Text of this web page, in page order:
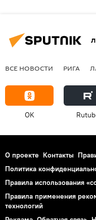
ВСЕ НОВОСТИ РИГА
OK
О проекте Контакты
Политика
Правила использования
Правила применения
технологий